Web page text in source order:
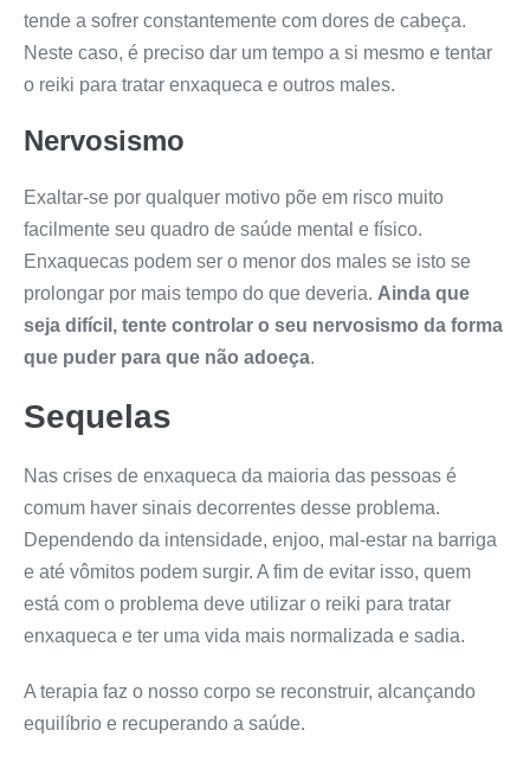
tende a sofrer constantemente com dores de cabeça.
Neste caso, é preciso dar um tempo a si mesmo e tentar
o reiki para tratar enxaqueca e outros males.
Nervosismo
Exaltar-se por qualquer motivo põe em risco muito
facilmente seu quadro de saúde mental e físico.
Enxaquecas podem ser o menor dos males se isto se
prolongar por mais tempo do que deveria. Ainda que
seja difícil, tente controlar o seu nervosismo da forma
que puder para que não adoeça.
Sequelas
Nas crises de enxaqueca da maioria das pessoas é
comum haver sinais decorrentes desse problema.
Dependendo da intensidade, enjoo, mal-estar na barriga
e até vômitos podem surgir. A fim de evitar isso, quem
está com o problema deve utilizar o reiki para tratar
enxaqueca e ter uma vida mais normalizada e sadia.
A terapia faz o nosso corpo se reconstruir, alcançando
equilíbrio e recuperando a saúde.